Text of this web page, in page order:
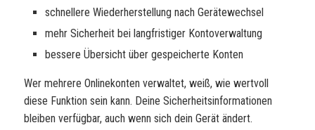
schnellere Wiederherstellung nach Gerätewechsel
mehr Sicherheit bei langfristiger Kontoverwaltung
bessere Übersicht über gespeicherte Konten
Wer mehrere Onlinekonten verwaltet, weiß, wie wertvoll
diese Funktion sein kann. Deine Sicherheitsinformationen
bleiben verfügbar, auch wenn sich dein Gerät ändert.